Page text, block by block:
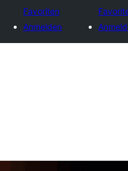
Favoriten
Anmelden